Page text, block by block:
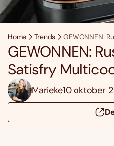
Home Trends GEWONNEN:
GEWONNEN:
Satisfry
Marieke10 oktober